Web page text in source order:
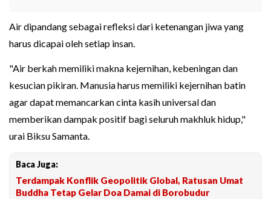
Air dipandang sebagai refleksi dari ketenangan jiwa yang
harus dicapai oleh setiap insan.
"Air berkah memiliki makna kejernihan, kebeningan dan
kesucian pikiran. Manusia harus memiliki kejernihan batin
agar dapat memancarkan cinta kasih universal dan
memberikan dampak positif bagi seluruh makhluk hidup,"
urai Biksu Samanta.
Baca Juga:
Terdampak Konflik Geopolitik Global, Ratusan Umat
Buddha Tetap Gelar Doa Damai di Borobudur